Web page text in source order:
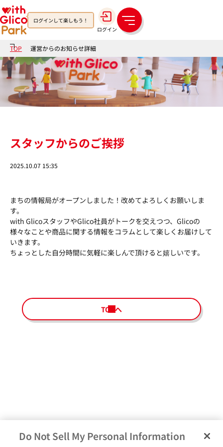
ログインして楽しもう！
ログイン
メ
ニ
ー
TOP 運営からのお知らせ詳細
スタッフからのご挨拶
2025.10.07 15:35
まちの情報局がオープンしました！改めてよろしくお願いしま
す。
with GlicoスタッフやGlico社員がトークを交えつつ、Glicoの
様々なことや商品に関する情報をコラムとして楽しくお届けして
いきます。
ちょっとした自分時間に気軽に楽しんで頂けると嬉しいです。
TOPへ
Do Not Sell My Personal Information